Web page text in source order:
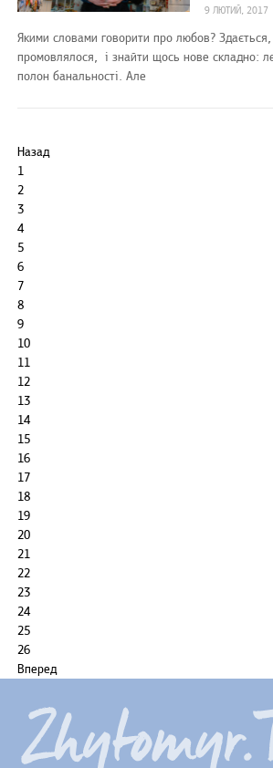
9 ЛЮТИЙ, 2017
Якими словами говорити про любов?
промовлялося, і знайти щось нове складно:
полон банальності. Але
Назад
1
2
3
4
5
6
7
8
9
10
11
12
13
14
15
16
17
18
19
20
21
22
23
24
25
26
Вперед